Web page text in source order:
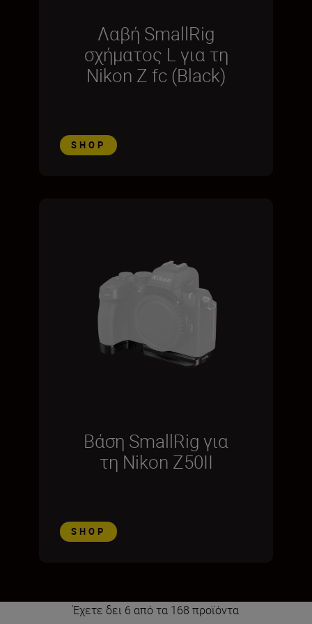
Λαβή SmallRig
σχήματος L για τη
Nikon Z fc (Black)
SHOP
Βάση SmallRig για
τη Nikon Z50II
SHOP
Έχετε δει 6 από τα 168 προϊόντα